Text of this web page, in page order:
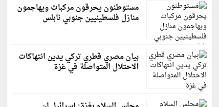
مستوطنون يحرقون مركبات ويهاجمون
منازل فلسطينيين جنوبي نابلس
بيان مصري قطري تركي يدين انتهاكات
الاحتلال المتواصلة في غزة